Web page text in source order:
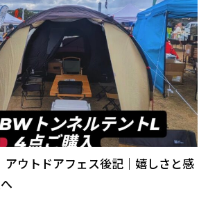
アウトドアフェス後記｜嬉しさと感